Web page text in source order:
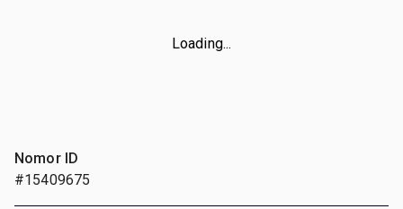
Loading...
Nomor ID
#15409675